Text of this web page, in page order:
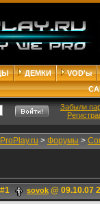
ДЕМКИ
VOD'ы
Забыли
ProPlay.ru > Форумы >
sovok @ 09.10.07